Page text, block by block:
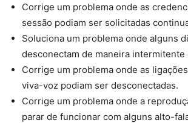
Corrige um problema onde as
sessão podiam ser solicitadas
Soluciona um problema onde alguns
desconectam de maneira intermitente
Corrige um problema onde as
viva-voz podiam ser desconectadas.
Corrige um problema onde a
parar de funcionar com alguns alto-